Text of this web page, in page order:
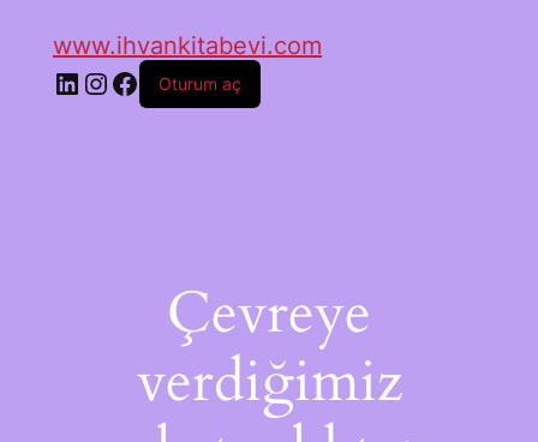
www.ihvankitabevi.com
Oturum aç
Çevreye
verdiğimiz